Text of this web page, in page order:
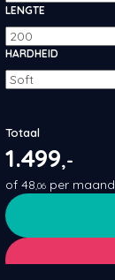
LENGTE
HARDHEID
Totaal
1.499,-
of 48 ,06 per maand